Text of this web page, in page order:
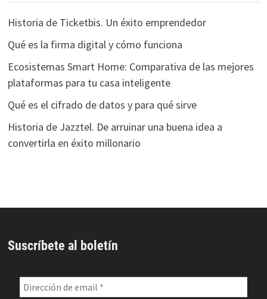
Historia de Ticketbis. Un éxito emprendedor
Qué es la firma digital y cómo funciona
Ecosistemas Smart Home: Comparativa de las mejores
plataformas para tu casa inteligente
Qué es el cifrado de datos y para qué sirve
Historia de Jazztel. De arruinar una buena idea a
convertirla en éxito millonario
Suscríbete al boletín